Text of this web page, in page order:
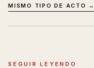
MISMO TIPO DE ACTO →
SEGUIR LEYENDO